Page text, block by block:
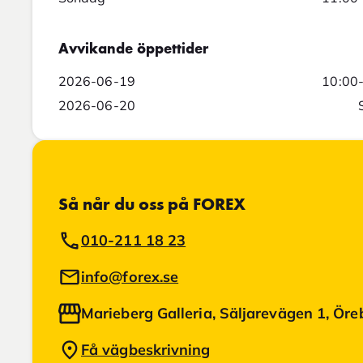
Avvikande öppettider
2026-06-19
10:00-
2026-06-20
Så når du oss på FOREX
010-211 18 23
info@forex.se
Marieberg Galleria, Säljarevägen 1,
Få vägbeskrivning